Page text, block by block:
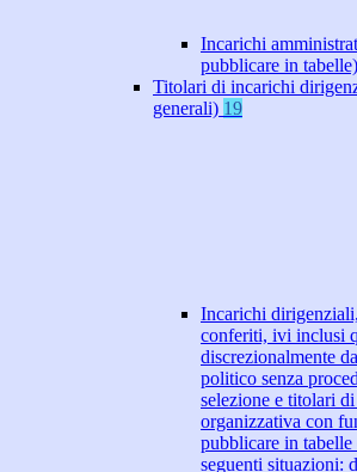
Incarichi
pubblicare in tabelle)
Titolari di incarichi
generali) 19
Incarichi
conferiti, ivi inclusi
discrezionalmente
politico senza
selezione e titolari
organizzativa con
pubblicare in
seguenti situazioni: